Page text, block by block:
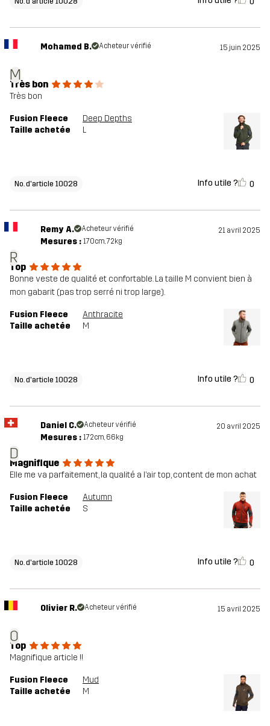
M
Mohamed B. Acheteur vérifié 15 juin 2025
Très bon
Très bon
Fusion Fleece
Deep Depths
Taille achetée
L
No. d'article 10028 Info utile ? 0
R
Remy A. Acheteur vérifié 21 avril 2025
Mesures : 170cm, 72kg
Top
Bonne veste de qualité et confortable. La taille M convient bien à
mon gabarit (pas trop serré ni trop large).
Fusion Fleece
Anthracite
Taille achetée
M
No. d'article 10028 Info utile ? 0
D
Daniel C. Acheteur vérifié 20 avril 2025
Mesures : 172cm, 66kg
Magnifique
Elle me va parfaitement, la qualité a l’air top, content de mon achat
Fusion Fleece
Autumn
Taille achetée
S
No. d'article 10028 Info utile ? 0
O
Olivier R. Acheteur vérifié 15 avril 2025
Top
Magnifique article !!
Fusion Fleece
Mud
Taille achetée
M